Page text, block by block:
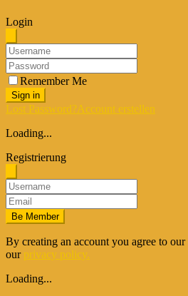
Login
Remember Me
Sign in
Lost Password?Account erstellen
Loading...
Registrierung
Be Member
By creating an account you agree to our
our privacy policy.
Loading...